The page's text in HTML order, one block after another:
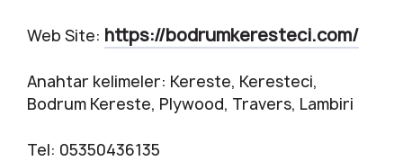
Web Site: https://bodrumkeresteci.com/
Anahtar kelimeler: Kereste, Keresteci,
Bodrum Kereste, Plywood, Travers, Lambiri
Tel: 05350436135